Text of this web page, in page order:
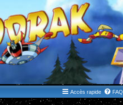
Accès rapide FAQ